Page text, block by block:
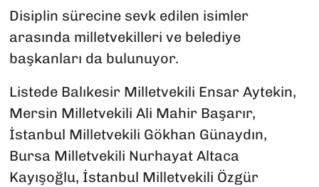
Disiplin sürecine sevk edilen isimler
arasında milletvekilleri ve belediye
başkanları da bulunuyor.
Listede Balıkesir Milletvekili Ensar Aytekin,
Mersin Milletvekili Ali Mahir Başarır,
İstanbul Milletvekili Gökhan Günaydın,
Bursa Milletvekili Nurhayat Altaca
Kayışoğlu, İstanbul Milletvekili Özgür